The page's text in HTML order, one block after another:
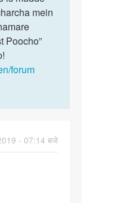
mein
Poocho”
forum
- 07:14 बजे